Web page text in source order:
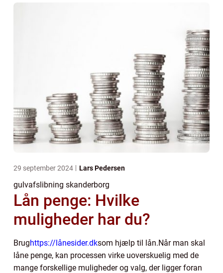
29 september 2024 Lars Pedersen
gulvafslibning skanderborg
Lån penge: Hvilke
muligheder har du?
Brughttps://lånesider.dksom hjælp til lån.Når man skal
låne penge, kan processen virke uoverskuelig med de
mange forskellige muligheder og valg, der ligger foran